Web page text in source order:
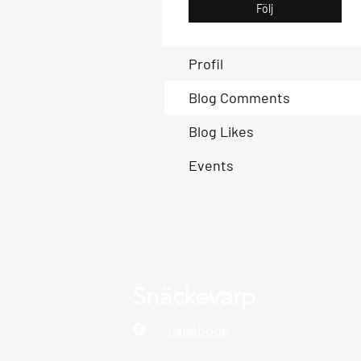
Följ
Profil
Blog Comments
Blog Likes
Events